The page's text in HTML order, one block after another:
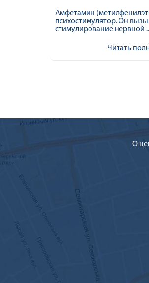
Амфетамин
психостимулятор. Он
стимулирование нервной
Читать
О